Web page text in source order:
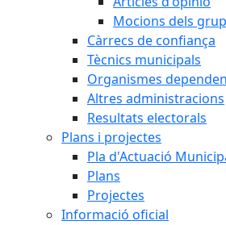
Mocions dels
Càrrecs de confiança
Tècnics municipals
Organismes
Altres administracions
Resultats electorals
Plans i projectes
Pla d'Actuació
Plans
Projectes
Informació oficial